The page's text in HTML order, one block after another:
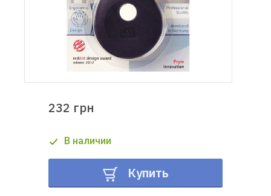
Доставка
Гарантия
швейной
техники
Полезные
232 грн
В наличии
Купить